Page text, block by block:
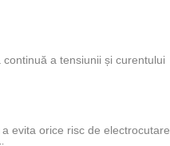
a tensiunii și curentului
evita orice risc de electrocutare